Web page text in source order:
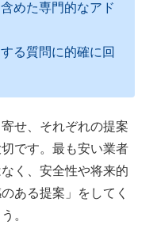
めた専門的なアド
る質問に的確に回
せ、それぞれの提案
です。最も安い業者
く、安全性や将来的
ある提案」をしてく
。